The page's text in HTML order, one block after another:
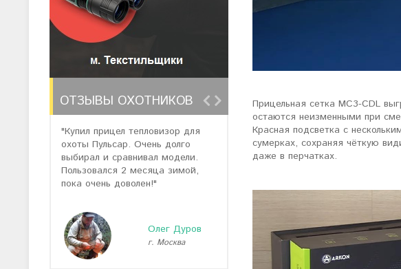
ОТЗЫВЫ ОХОТНИКОВ
"Купил прицел тепловизор для
охоты Пульсар. Очень долго
выбирал и сравнивал модели.
Пользовался 2 месяца зимой,
пока очень доволен!"
Олег Дуров
г. Москва
"Отзывов о тепловизорах Atak не
много, но спасибо консультантам,
помогли подобрать отличную и
Виктор Жунов
г. Санкт-Петербург
Прицельная сетка MC3-CDL
остаются неизменными при
Красная подсветка с
сумерках, сохраняя чёткую
даже в перчатках.